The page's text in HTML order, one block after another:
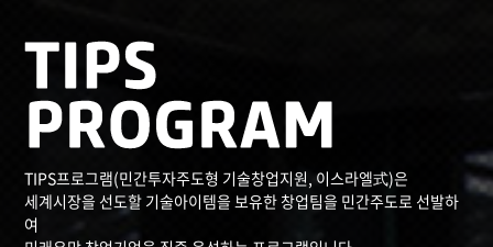
TIPS프로그램(민간투자주도형 기술창업지원, 이스라엘式)은
세계시장을 선도할 기술아이템을 보유한 창업팀을 민간주도로 선발하
여